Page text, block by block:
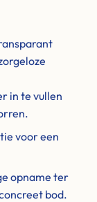
in te vullen
voor een
opname ter
bod.